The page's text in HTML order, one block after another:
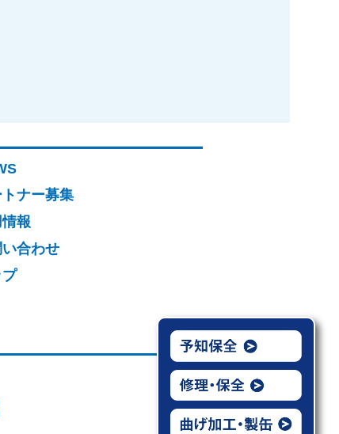
ナー募集
報
合わせ
プ